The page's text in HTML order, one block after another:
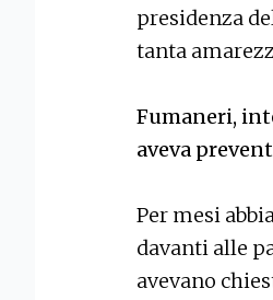
presidenza
tanta
Fumaneri,
aveva
Per mesi
davanti alle
avevano